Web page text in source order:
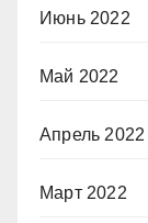
Июнь 2022
Май 2022
Апрель 2022
Март 2022